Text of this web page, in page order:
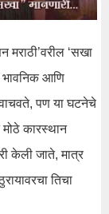
मराठी’वरील ‘सखा
भावनिक आणि
पण या घटनेचे
मोठे कारस्थान
केली जाते, मात्र
तिचा